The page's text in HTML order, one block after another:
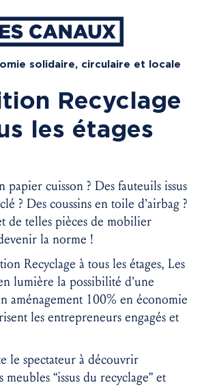
solidaire, circulaire et locale
Recyclage
les étages
papier cuisson ? Des fauteuils issus
? Des coussins en toile d’airbag ?
de telles pièces de mobilier
la norme !
Recyclage à tous les étages, Les
lumière la possibilité d’une
aménagement 100% en économie
les entrepreneurs engagés et
le spectateur à découvrir
“issus du recyclage” et